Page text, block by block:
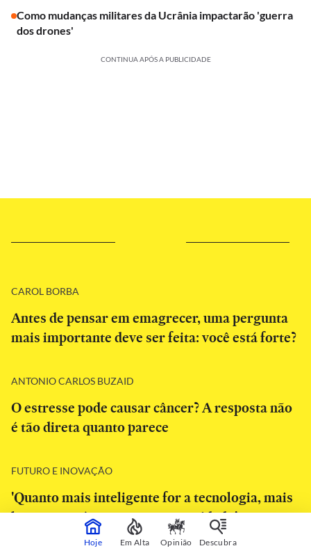
Como mudanças militares da Ucrânia impactarão 'guerra
dos drones'
CONTINUA APÓS A PUBLICIDADE
CAROL BORBA
Antes de pensar em emagrecer, uma pergunta
mais importante deve ser feita: você está forte?
ANTONIO CARLOS BUZAID
O estresse pode causar câncer? A resposta não
é tão direta quanto parece
FUTURO E INOVAÇÃO
'Quanto mais inteligente for a tecnologia, mais
humano terá que ser o nosso cuidado'
Hoje Em Alta Opinião Descubra